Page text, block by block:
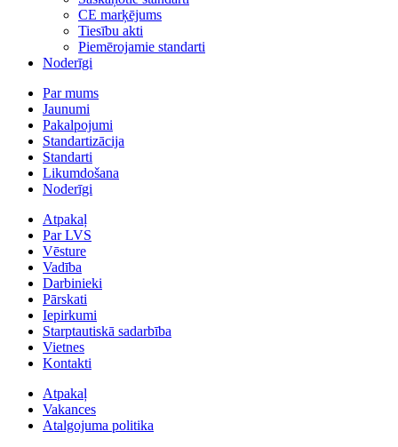
CE marķējums
Tiesību akti
Piemērojamie standarti
Noderīgi
Par mums
Jaunumi
Pakalpojumi
Standartizācija
Standarti
Likumdošana
Noderīgi
Atpakaļ
Par LVS
Vēsture
Vadība
Darbinieki
Pārskati
Iepirkumi
Starptautiskā sadarbība
Vietnes
Kontakti
Atpakaļ
Vakances
Atalgojuma politika